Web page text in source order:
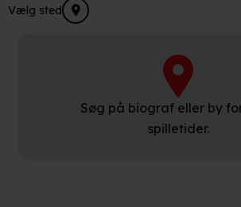
Vælg sted
Søg på biograf eller by
spilletider.